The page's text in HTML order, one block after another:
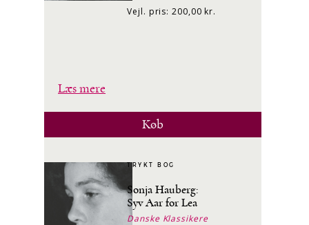
Vejl. pris: 200,00 kr.
Læs mere
Køb
TRYKT BOG
Sonja Hauberg:
Syv Aar for Lea
Danske Klassikere